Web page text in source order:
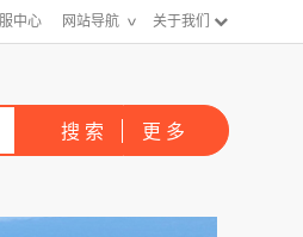
中心 网站导航 关于我们